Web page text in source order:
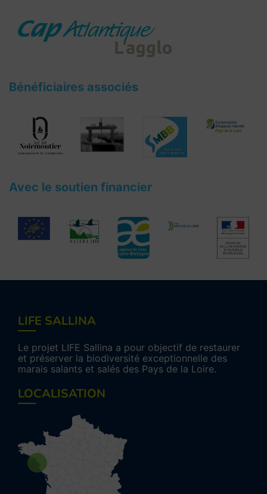
Bénéficiaires associés
Avec le soutien financier
LIFE SALLINA
Le projet LIFE Sallina a pour objectif de restaurer
et préserver la biodiversité exceptionnelle des
marais salants et salés des Pays de la Loire.
LOCALISATION